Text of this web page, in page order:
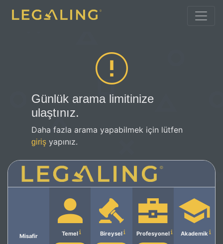
Günlük arama limitinize
ulaştınız.
Daha fazla arama yapabilmek için lütfen
giriş yapınız.
Misafir Temel Bireysel Profesyonel Akademik